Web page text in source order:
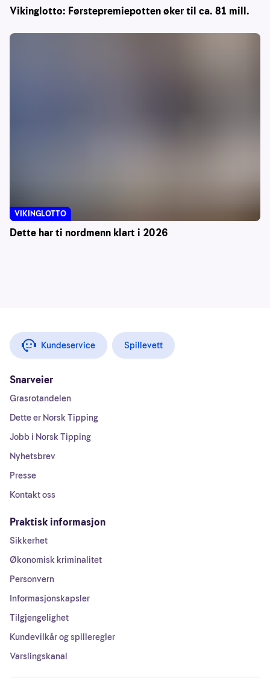
Vikinglotto: Førstepremiepotten øker til ca. 81 mill.
Dette har ti nordmenn klart i 2026
VIKINGLOTTO
Kundeservice Spillevett
Snarveier
Grasrotandelen
Dette er Norsk Tipping
Jobb i Norsk Tipping
Nyhetsbrev
Presse
Kontakt oss
Praktisk informasjon
Sikkerhet
Økonomisk kriminalitet
Personvern
Informasjonskapsler
Tilgjengelighet
Kundevilkår og spilleregler
Varslingskanal